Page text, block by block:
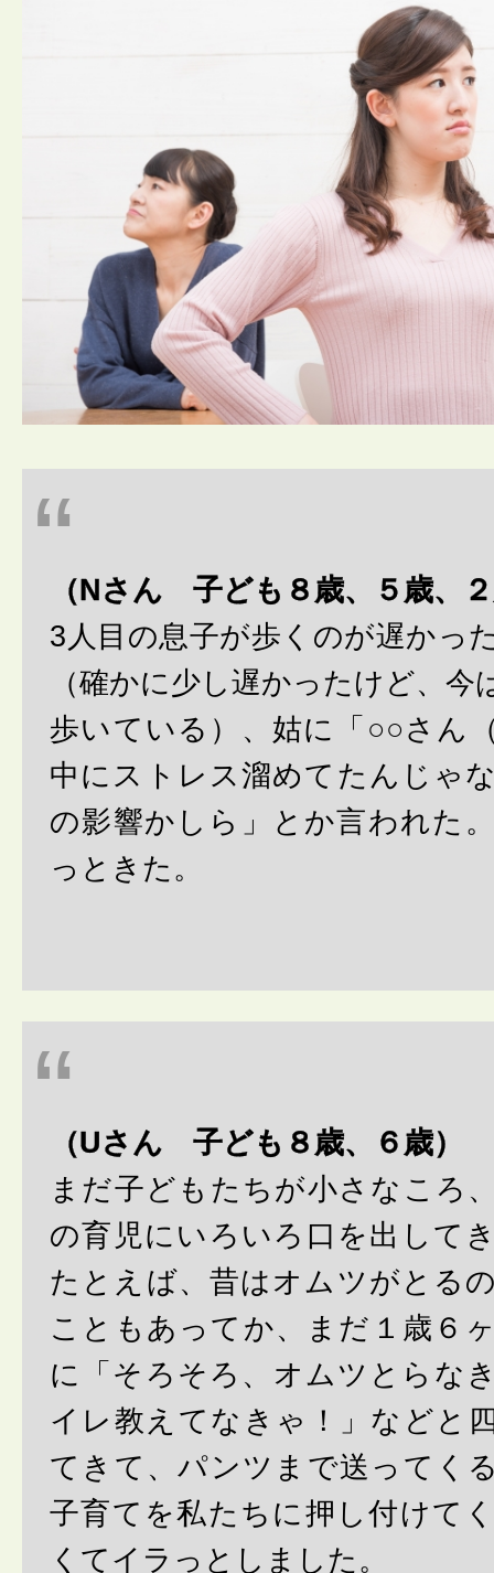
（Nさん 子ども８歳、５歳、
3人目の息子が歩くのが遅かっ
（確かに少し遅かったけど、今
歩いている）、姑に「○○さん
中にストレス溜めてたんじゃ
の影響かしら」とか言われた
っときた。
（Uさん 子ども８歳、６歳）
まだ子どもたちが小さなころ
の育児にいろいろ口を出して
たとえば、昔はオムツがとる
こともあってか、まだ１歳６
に「そろそろ、オムツとらな
イレ教えてなきゃ！」などと
てきて、パンツまで送ってく
子育てを私たちに押し付けて
くてイラっとしました。